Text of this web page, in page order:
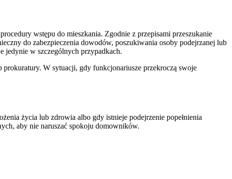
wstępu do mieszkania. Zgodnie z przepisami przeszukanie
do zabezpieczenia dowodów, poszukiwania osoby podejrzanej lub
jedynie w szczególnych przypadkach.
prokuratury. W sytuacji, gdy funkcjonariusze przekroczą swoje
życia lub zdrowia albo gdy istnieje podejrzenie popełnienia
aby nie naruszać spokoju domowników.